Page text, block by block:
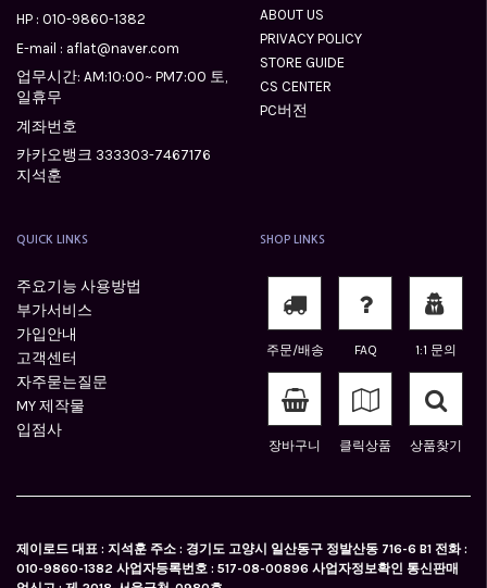
HP : 010-9860-1382
E-mail : aflat@naver.com
업무시간: AM:10:00~ PM7:00 토,
일휴무
계좌번호
카카오뱅크 333303-7467176
지석훈
ABOUT US
PRIVACY POLICY
STORE GUIDE
CS CENTER
PC버전
QUICK LINKS
주요기능 사용방법
부가서비스
가입안내
고객센터
자주묻는질문
MY 제작물
입점사
SHOP LINKS
주문/배송 FAQ 1:1 문의
장바구니 클릭상품 상품찾기
제이로드 대표 : 지석훈 주소 : 경기도 고양시 일산동구 정발산동 716-6 B1 전화 :
010-9860-1382 사업자등록번호 : 517-08-00896 사업자정보확인 통신판매